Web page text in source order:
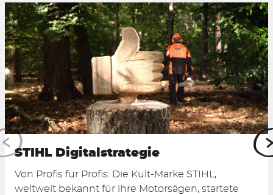
STIHL Digitalstrategie
Von Profis für Profis: Die Kult-Marke STIHL,
weltweit bekannt für ihre Motorsägen, startete